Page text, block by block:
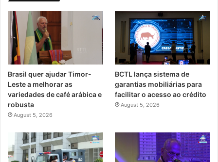
Brasil quer ajudar Timor-
Leste a melhorar as
variedades de café arábica e
robusta
August 5, 2026
BCTL lança sistema de
garantias mobiliárias para
facilitar o acesso ao crédito
August 5, 2026